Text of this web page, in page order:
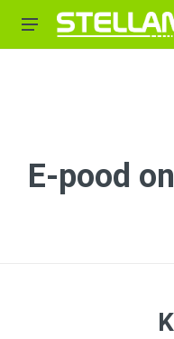
E-pood